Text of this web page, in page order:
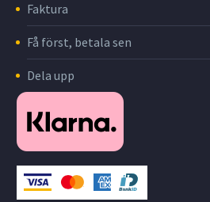
Faktura
Få först, betala sen
Dela upp